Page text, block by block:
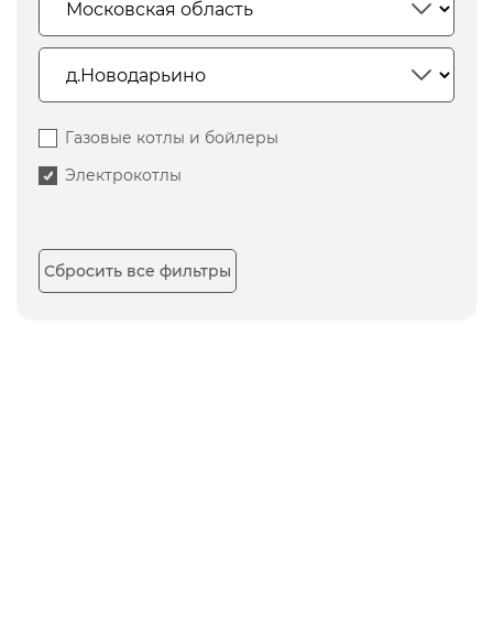
Газовые котлы и бойлеры
Электрокотлы
Сбросить все фильтры